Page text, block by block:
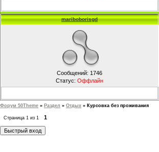
mariboborisgd
Сообщений: 1746
Статус: Оффлайн
Форум 50Theme » Раздел » Отдых » Курсовка без проживания
Страница 1 из 1
1